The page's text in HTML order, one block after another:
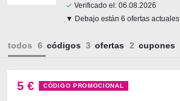
✓ Verificado el: 06.08.2026
▼ Debajo están 6 ofertas actuales
todos códigos ofertas cupones
5 € CÓDIGO PROMOCIONAL